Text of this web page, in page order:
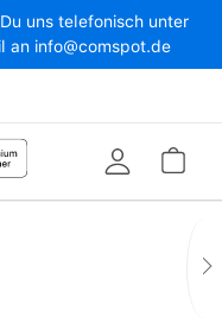
uns telefonisch unter
an info@comspot.de